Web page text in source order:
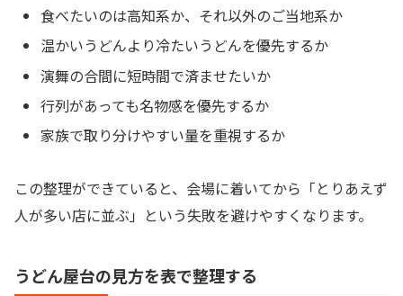
食べたいのは高知系か、それ以外のご当地系か
温かいうどんより冷たいうどんを優先するか
演舞の合間に短時間で済ませたいか
行列があっても名物感を優先するか
家族で取り分けやすい量を重視するか
この整理ができていると、会場に着いてから「とりあえず
人が多い店に並ぶ」という失敗を避けやすくなります。
うどん屋台の見方を表で整理する